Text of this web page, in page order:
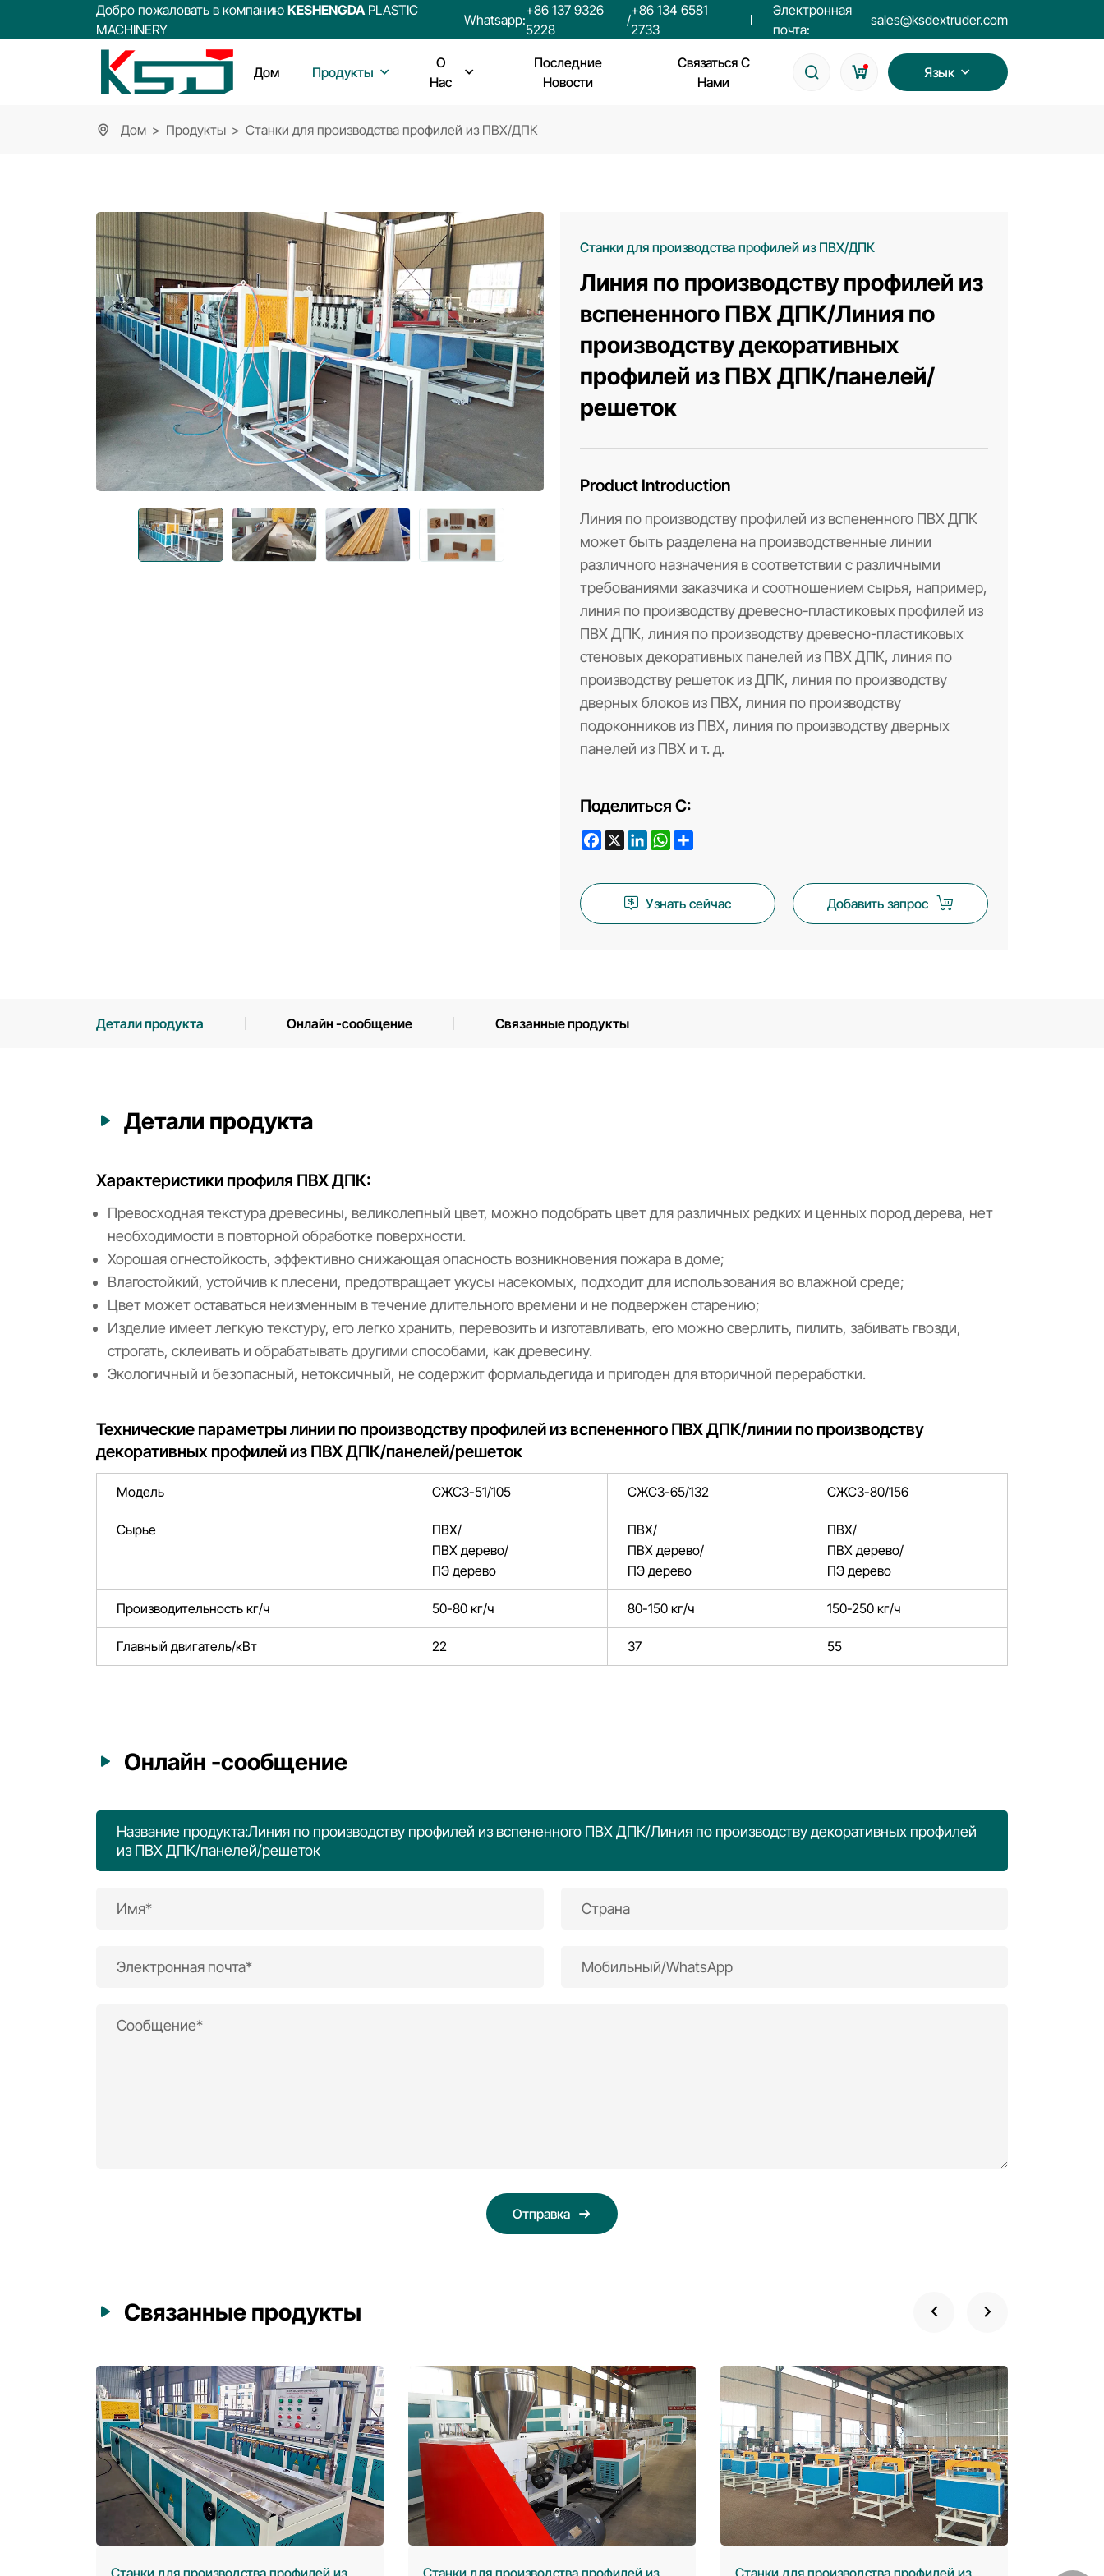
Добро пожаловать в компанию KESHENGDAPLASTIC
MACHINERY
Whatsapp:
+86 137 9326
5228
/
+86 134 6581
2733
Электронная
почта:
sales@ksdextruder.com
Дом Продукты
О
Нас
Последние
Новости
Связаться С
Нами
Язык
Дом Продукты Станки для производства профилей из ПВХ/ДПК
Станки для производства профилей из ПВХ/ДПК
Линия по производству профилей из
вспененного ПВХ ДПК/Линия по
производству декоративных
профилей из ПВХ ДПК/панелей/
решеток
Product Introduction
Линия по производству профилей из вспененного ПВХ ДПК
может быть разделена на производственные линии
различного назначения в соответствии с различными
требованиями заказчика и соотношением сырья, например,
линия по производству древесно-пластиковых профилей из
ПВХ ДПК, линия по производству древесно-пластиковых
стеновых декоративных панелей из ПВХ ДПК, линия по
производству решеток из ДПК, линия по производству
дверных блоков из ПВХ, линия по производству
подоконников из ПВХ, линия по производству дверных
панелей из ПВХ и т. д.
Поделиться С:
Facebook
X LinkedInWhatsApp
Узнать сейчас Добавить запрос
Детали продукта Онлайн -сообщение Связанные продукты
Детали продукта
Характеристики профиля ПВХ ДПК:
Превосходная текстура древесины, великолепный цвет, можно подобрать цвет для различных редких и ценных пород дерева, нет
необходимости в повторной обработке поверхности.
Хорошая огнестойкость, эффективно снижающая опасность возникновения пожара в доме;
Влагостойкий, устойчив к плесени, предотвращает укусы насекомых, подходит для использования во влажной среде;
Цвет может оставаться неизменным в течение длительного времени и не подвержен старению;
Изделие имеет легкую текстуру, его легко хранить, перевозить и изготавливать, его можно сверлить, пилить, забивать гвозди,
строгать, склеивать и обрабатывать другими способами, как древесину.
Экологичный и безопасный, нетоксичный, не содержит формальдегида и пригоден для вторичной переработки.
Технические параметры линии по производству профилей из вспененного ПВХ ДПК/линии по производству
декоративных профилей из ПВХ ДПК/панелей/решеток
Модель СЖСЗ-51/105 СЖСЗ-65/132 СЖСЗ-80/156
Сырье
ПВХ/
ПВХ дерево/
ПЭ дерево
ПВХ/
ПВХ дерево/
ПЭ дерево
ПВХ/
ПВХ дерево/
ПЭ дерево
Производительность кг/ч 50-80 кг/ч 80-150 кг/ч 150-250 кг/ч
Главный двигатель/кВт 22 37 55
Онлайн -сообщение
Название продукта:Линия по производству профилей из вспененного ПВХ ДПК/Линия по производству декоративных профилей
из ПВХ ДПК/панелей/решеток
Отправка
Связанные продукты
Станки для производства профилей из
Станки для производства профилей из
Станки для производства профилей из